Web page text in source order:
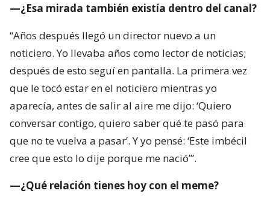
—¿Esa mirada también existía dentro del canal?
“Años después llegó un director nuevo a un
noticiero. Yo llevaba años como lector de noticias;
después de esto seguí en pantalla. La primera vez
que le tocó estar en el noticiero mientras yo
aparecía, antes de salir al aire me dijo: ‘Quiero
conversar contigo, quiero saber qué te pasó para
que no te vuelva a pasar’. Y yo pensé: ‘Este imbécil
cree que esto lo dije porque me nació’”.
—¿Qué relación tienes hoy con el meme?